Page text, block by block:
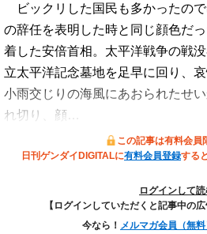
ビックリした国民も多かったの
の辞任を表明した時と同じ顔色だ
着した安倍首相。太平洋戦争の戦
立太平洋記念墓地を足早に回り、
小雨交じりの海風にあおられたせ
れ切り、顔…
この記事は有料会員
日刊ゲンダイDIGITALに有料会員登録する
ログインして
【ログインしていただくと記事中の
今なら！ メルマガ会員（無